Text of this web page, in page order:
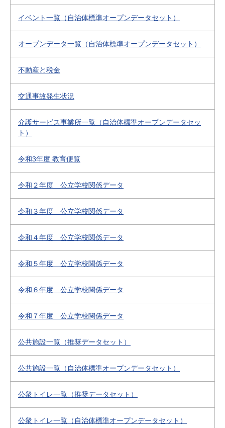
イベント一覧（自治体標準オープンデータセット）
オープンデータ一覧（自治体標準オープンデータセット）
不動産と税金
交通事故発生状況
介護サービス事業所一覧（自治体標準オープンデータセッ
ト）
令和3年度 教育便覧
令和２年度 公立学校関係データ
令和３年度 公立学校関係データ
令和４年度 公立学校関係データ
令和５年度 公立学校関係データ
令和６年度 公立学校関係データ
令和７年度 公立学校関係データ
公共施設一覧（推奨データセット）
公共施設一覧（自治体標準オープンデータセット）
公衆トイレ一覧（推奨データセット）
公衆トイレ一覧（自治体標準オープンデータセット）